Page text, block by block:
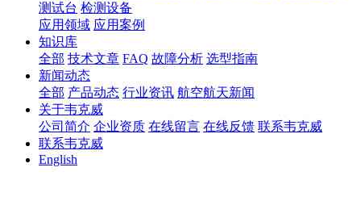
测试台 检测设备
应用领域 应用案例
知识库
全部 技术文章 FAQ 故障分析 选型指南
新闻动态
全部 产品动态 行业资讯 航空航天新闻
关于韦克威
公司简介 企业资质 在线留言 在线反馈 联系韦克威
联系韦克威
English